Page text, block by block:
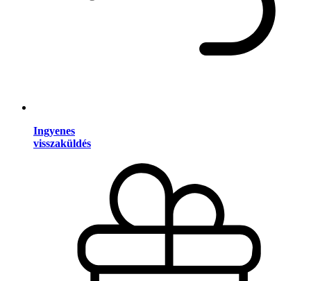
Ingyenes
visszaküldés